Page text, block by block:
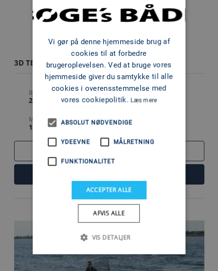
3D TENDER PATROL 550 HYP
BREDDE
2.4 M
LÆNGDE
6 M
MAX MOTOR
115 HK
Vi gør på denne hjemmeside brug af
cookies til at forbedre
brugeroplevelsen. Ved at bruge vores
hjemmeside giver du samtykke til alle
cookies i overensstemmelse med
vores cookiepolitik. Læs mere
ABSOLUT NØDVENDIGE
YDEEVNE MÅLRETNING
FUNKTIONALITET
ACCEPTER ALLE
AFVIS ALLE
VIS DETALJER